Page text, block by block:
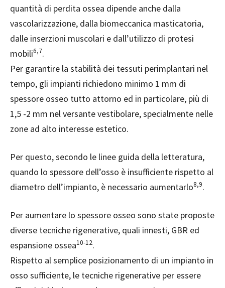
quantità di perdita ossea dipende anche dalla
vascolarizzazione, dalla biomeccanica masticatoria,
dalle inserzioni muscolari e dall’utilizzo di protesi
mobili6,7.
Per garantire la stabilità dei tessuti perimplantari nel
tempo, gli impianti richiedono minimo 1 mm di
spessore osseo tutto attorno ed in particolare, più di
1,5 -2 mm nel versante vestibolare, specialmente nelle
zone ad alto interesse estetico.
Per questo, secondo le linee guida della letteratura,
quando lo spessore dell’osso è insufficiente rispetto al
diametro dell’impianto, è necessario aumentarlo8,9.
Per aumentare lo spessore osseo sono state proposte
diverse tecniche rigenerative, quali innesti, GBR ed
espansione ossea10-12.
Rispetto al semplice posizionamento di un impianto in
osso sufficiente, le tecniche rigenerative per essere